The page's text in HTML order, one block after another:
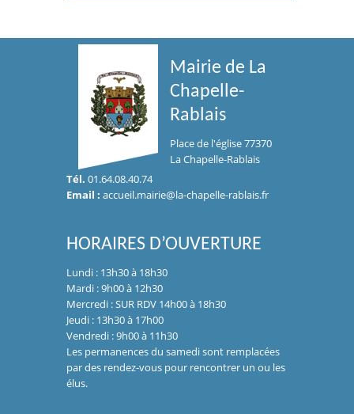
Mairie de La
Chapelle-
Rablais
Place de l'église 77370
La Chapelle-Rablais
Tél. 01.64.08.40.74
Email : accueil.mairie@la-chapelle-rablais.fr
HORAIRES D’OUVERTURE
Lundi : 13h30 à 18h30
Mardi : 9h00 à 12h30
Mercredi : SUR RDV 14h00 à 18h30
Jeudi : 13h30 à 17h00
Vendredi : 9h00 à 11h30
Les permanences du samedi sont remplacées
par des rendez-vous pour rencontrer un ou les
élus.